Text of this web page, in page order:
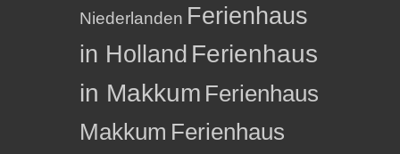
Niederlanden Ferienhaus
in Holland Ferienhaus
in Makkum Ferienhaus
Makkum Ferienhaus